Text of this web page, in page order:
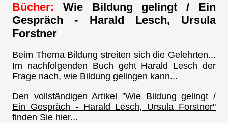
Bücher: Wie Bildung gelingt / Ein
Gespräch - Harald Lesch, Ursula
Forstner
Beim Thema Bildung streiten sich die Gelehrten...
Im nachfolgenden Buch geht Harald Lesch der
Frage nach, wie Bildung gelingen kann...
Den vollständigen Artikel "Wie Bildung gelingt /
Ein Gespräch - Harald Lesch, Ursula Forstner"
finden Sie hier...